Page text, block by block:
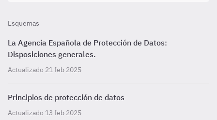
Esquemas
La Agencia Española de Protección de Datos:
Disposiciones generales.
Actualizado 21 feb 2025
Principios de protección de datos
Actualizado 13 feb 2025